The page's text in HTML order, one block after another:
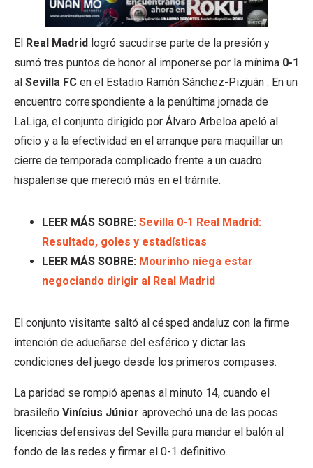
El Real Madrid logró sacudirse parte de la presión y
sumó tres puntos de honor al imponerse por la mínima 0-1
al Sevilla FC en el Estadio Ramón Sánchez-Pizjuán . En un
encuentro correspondiente a la penúltima jornada de
LaLiga, el conjunto dirigido por Álvaro Arbeloa apeló al
oficio y a la efectividad en el arranque para maquillar un
cierre de temporada complicado frente a un cuadro
hispalense que mereció más en el trámite.
LEER MÁS SOBRE: Sevilla 0-1 Real Madrid:
Resultado, goles y estadísticas
LEER MÁS SOBRE: Mourinho niega estar
negociando dirigir al Real Madrid
El conjunto visitante saltó al césped andaluz con la firme
intención de adueñarse del esférico y dictar las
condiciones del juego desde los primeros compases.
La paridad se rompió apenas al minuto 14, cuando el
brasileño Vinícius Júnior aprovechó una de las pocas
licencias defensivas del Sevilla para mandar el balón al
fondo de las redes y firmar el 0-1 definitivo.